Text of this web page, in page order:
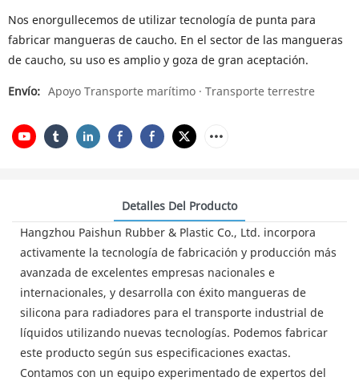
Nos enorgullecemos de utilizar tecnología de punta para
fabricar mangueras de caucho. En el sector de las mangueras
de caucho, su uso es amplio y goza de gran aceptación.
Envío: Apoyo Transporte marítimo · Transporte terrestre
Detalles Del Producto
Hangzhou Paishun Rubber & Plastic Co., Ltd. incorpora
activamente la tecnología de fabricación y producción más
avanzada de excelentes empresas nacionales e
internacionales, y desarrolla con éxito mangueras de
silicona para radiadores para el transporte industrial de
líquidos utilizando nuevas tecnologías. Podemos fabricar
este producto según sus especificaciones exactas.
Contamos con un equipo experimentado de expertos del